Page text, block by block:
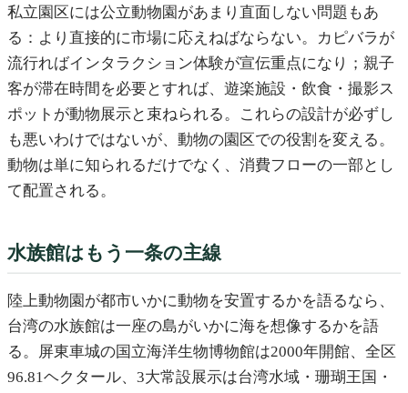
私立園区には公立動物園があまり直面しない問題もあ
る：より直接的に市場に応えねばならない。カピバラが
流行ればインタラクション体験が宣伝重点になり；親子
客が滞在時間を必要とすれば、遊楽施設・飲食・撮影ス
ポットが動物展示と束ねられる。これらの設計が必ずし
も悪いわけではないが、動物の園区での役割を変える。
動物は単に知られるだけでなく、消費フローの一部とし
て配置される。
水族館はもう一条の主線
陸上動物園が都市いかに動物を安置するかを語るなら、
台湾の水族館は一座の島がいかに海を想像するかを語
る。屏東車城の国立海洋生物博物館は2000年開館、全区
96.81ヘクタール、3大常設展示は台湾水域・珊瑚王国・